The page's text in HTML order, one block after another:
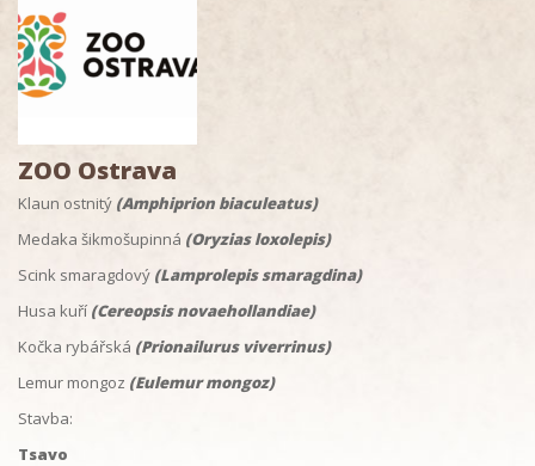
ZOO Ostrava
Klaun ostnitý (Amphiprion biaculeatus)
Medaka šikmošupinná (Oryzias loxolepis)
Scink smaragdový (Lamprolepis smaragdina)
Husa kuří (Cereopsis novaehollandiae)
Kočka rybářská (Prionailurus viverrinus)
Lemur mongoz (Eulemur mongoz)
Stavba:
Tsavo